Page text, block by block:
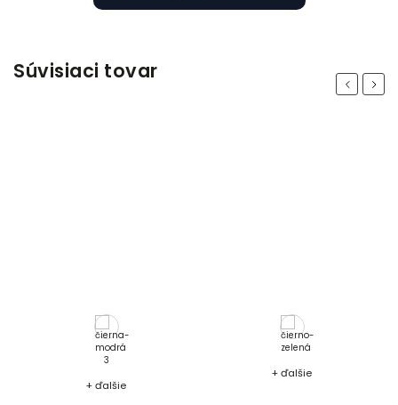
Súvisiaci tovar Previous
+ ďalšie
+ ďalšie
Next